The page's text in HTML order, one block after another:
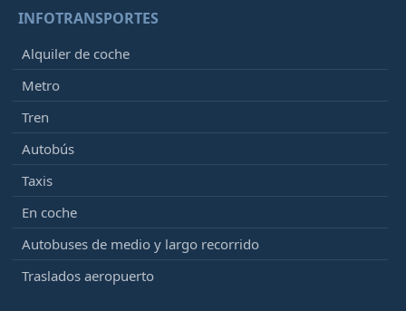
INFOTRANSPORTES
Alquiler de coche
Metro
Tren
Autobús
Taxis
En coche
Autobuses de medio y largo recorrido
Traslados aeropuerto